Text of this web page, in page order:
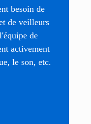
besoin de
de veilleurs
de
activement
le son, etc.